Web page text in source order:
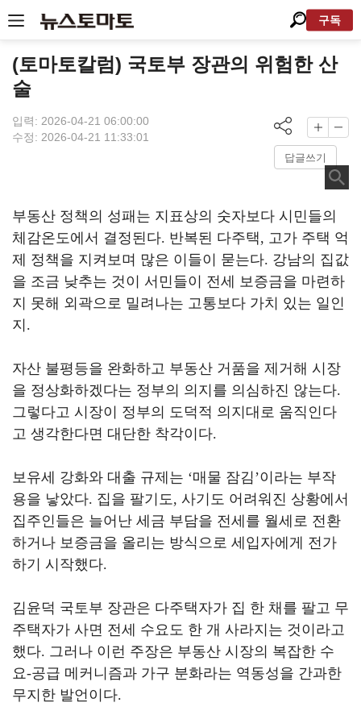
구독
(토마토칼럼) 국토부 장관의 위험한 산
술
입력: 2026-04-21 06:00:00
수정: 2026-04-21 11:33:01
답글쓰기
부동산 정책의 성패는 지표상의 숫자보다 시민들의
체감온도에서 결정된다. 반복된 다주택, 고가 주택 억
제 정책을 지켜보며 많은 이들이 묻는다. 강남의 집값
을 조금 낮추는 것이 서민들이 전세 보증금을 마련하
지 못해 외곽으로 밀려나는 고통보다 가치 있는 일인
지 .
자산 불평등을 완화하고 부동산 거품을 제거해 시장
을 정상화하겠다는 정부의 의지를 의심하진 않는다.
그렇다고 시장이 정부의 도덕적 의지대로 움직인다
고 생각한다면 대단한 착각이다.
보유세 강화와 대출 규제는 ‘매물 잠김’이라는 부작
용을 낳았다. 집을 팔기도, 사기도 어려워진 상황에서
집주인들은 늘어난 세금 부담을 전세를 월세로 전환
하거나 보증금을 올리는 방식으로 세입자에게 전가
하기 시작했다.
김윤덕 국토부 장관은 다주택자가 집 한 채를 팔고 무
주택자가 사면 전세 수요도 한 개 사라지는 것이라고
했다. 그러나 이런 주장은 부동산 시장의 복잡한 수
요-공급 메커니즘과 가구 분화라는 역동성을 간과한
무지한 발언이다.